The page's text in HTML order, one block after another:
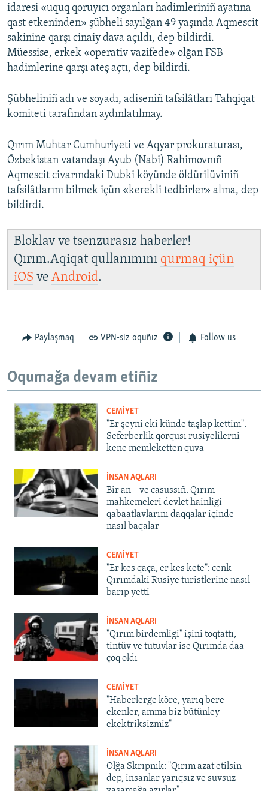
idaresi «uquq qoruyıcı organları hadimleriniñ ayatına
qast etkeninden» şübheli sayılğan 49 yaşında Aqmescit
sakinine qarşı cinaiy dava açıldı, dep bildirdi.
Müessise, erkek «operativ vazifede» olğan FSB
hadimlerine qarşı ateş açtı, dep bildirdi.
Şübheliniñ adı ve soyadı, adiseniñ tafsilâtları Tahqiqat
komiteti tarafından aydınlatılmay.
Qırım Muhtar Cumhuriyeti ve Aqyar prokuraturası,
Özbekistan vatandaşı Ayub (Nabi) Rahimovnıñ
Aqmescit civarındaki Dubki köyünde öldürilüviniñ
tafsilâtlarını bilmek içün «kerekli tedbirler» alına, dep
bildirdi.
Bloklav ve tsenzurasız haberler!
Qırım.Aqiqat qullanımını qurmaq içün
iOS ve Android.
Paylaşmaq VPN-siz oquñız Follow us
Oqumağa devam etiñiz
CEMİYET
"Er şeyni eki künde taşlap kettim".
Seferberlik qorqusı rusiyelilerni
kene memleketten quva
İNSAN AQLARI
Bir an – ve casussıñ. Qırım
mahkemeleri devlet hainligi
qabaatlavlarını daqqalar içinde
nasıl baqalar
CEMİYET
"Er kes qaça, er kes kete": cenk
Qırımdaki Rusiye turistlerine nasıl
barıp yetti
İNSAN AQLARI
"Qırım birdemligi" işini toqtattı,
tintüv ve tutuvlar ise Qırımda daa
çoq oldı
CEMİYET
"Haberlerge köre, yarıq bere
ekenler, amma biz bütünley
ekektriksizmiz"
İNSAN AQLARI
Olğa Skrıpnık: "Qırım azat etilsin
dep, insanlar yarıqsız ve suvsuz